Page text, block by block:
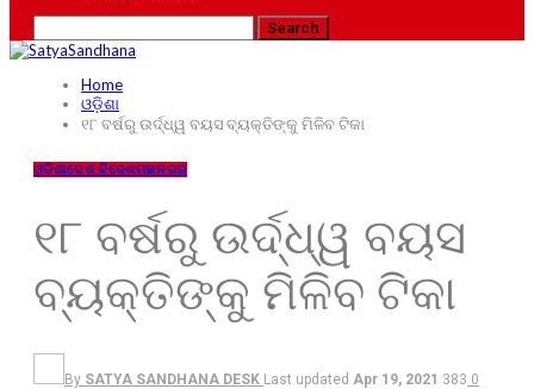
Home
ଓଡ଼ିଶା
୧୮ ବର୍ଷରୁ ଉର୍ଦ୍ଧ୍ୱ ବୟସ ବ୍ୟକ୍ତିଙ୍କୁ ମିଳିବ ଟିକା
ଓଡ଼ିଶାଦେଶ ବିଦେଶମହାନଗର
୧୮ ବର୍ଷରୁ ଉର୍ଦ୍ଧ୍ୱ ବୟସ
ବ୍ୟକ୍ତିଙ୍କୁ ମିଳିବ ଟିକା
By SATYA SANDHANA DESK Last updated Apr 19, 2021 383 0